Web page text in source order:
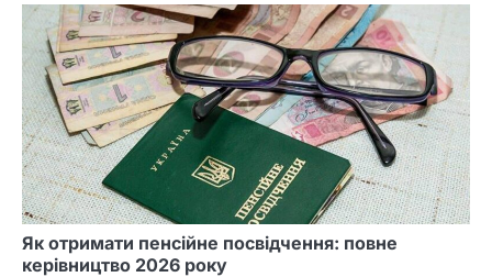
Як отримати пенсійне посвідчення: повне
керівництво 2026 року